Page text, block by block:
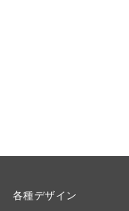
各種デザイン